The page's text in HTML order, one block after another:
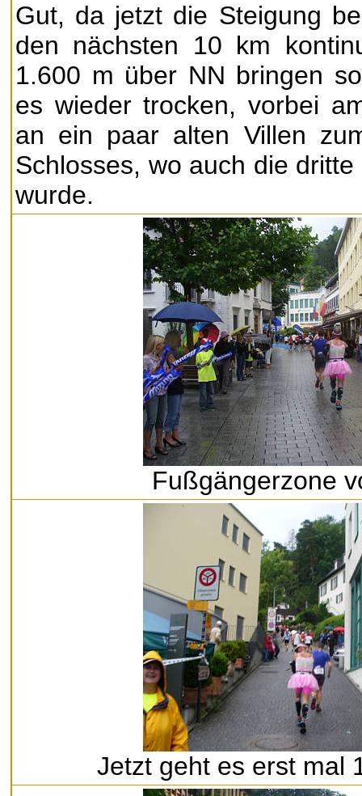
Gut, da jetzt die Steigung
den nächsten 10 km
1.600 m über NN bringen
es wieder trocken, vorbei
an ein paar alten Villen
Schlosses, wo auch die
wurde.
Fußgängerzone
Jetzt geht es erst mal